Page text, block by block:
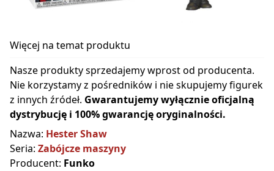
Więcej na temat produktu
Nasze produkty sprzedajemy wprost od producenta.
Nie korzystamy z pośredników i nie skupujemy figurek
z innych źródeł. Gwarantujemy wyłącznie oficjalną
dystrybucję i 100% gwarancję oryginalności.
Nazwa: Hester Shaw
Seria: Zabójcze maszyny
Producent: Funko